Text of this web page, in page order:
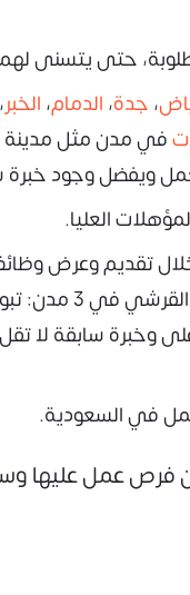
حتى يتسنى
، جدة، الدمام، الخبر،
ويفضل وجود
العليا.
تقديم وعرض
"عمل بدوام جزئي"
وخبرة سابقة
في السعودية.
عمل عليها